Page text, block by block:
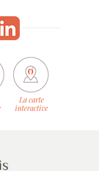
La carte
interactive